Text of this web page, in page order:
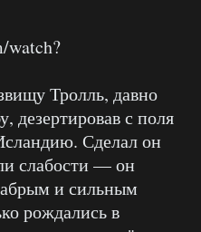
watch?
Тролль, давно
дезертировав с поля
Сделал он
слабости — он
и сильным
рождались в